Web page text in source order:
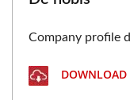
Company profile
DOWNLOAD